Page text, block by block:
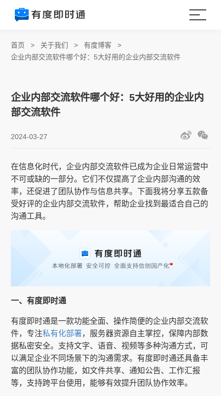
首页 > 关于我们 >有度博客 >
企业内部交流软件哪个好：5大好用的企业内部交流软件
企业内部交流软件哪个好：5大好用的企业内
部交流软件
2024-03-27
在信息化时代，企业内部交流软件已成为企业日常运营中
不可或缺的一部分。它们不仅提高了企业内部沟通的效
率，还促进了团队协作与信息共享。下面我将分享五款备
受好评的企业内部交流软件，帮助企业找到最适合自己的
沟通工具。
一、有度即时通
有度即时通是一款功能全面、操作简便的企业内部交流软
件，专注私有化部署，服务器资源自主掌控，保障内部数
据私密安全。支持文字、语音、视频等多种沟通方式，可
以满足企业不同场景下的沟通需求。有度即时通还具备丰
富的团队协作功能，如文件共享、通知公告、工作汇报
等，支持跨平台使用，能够有效提升团队协作效率。